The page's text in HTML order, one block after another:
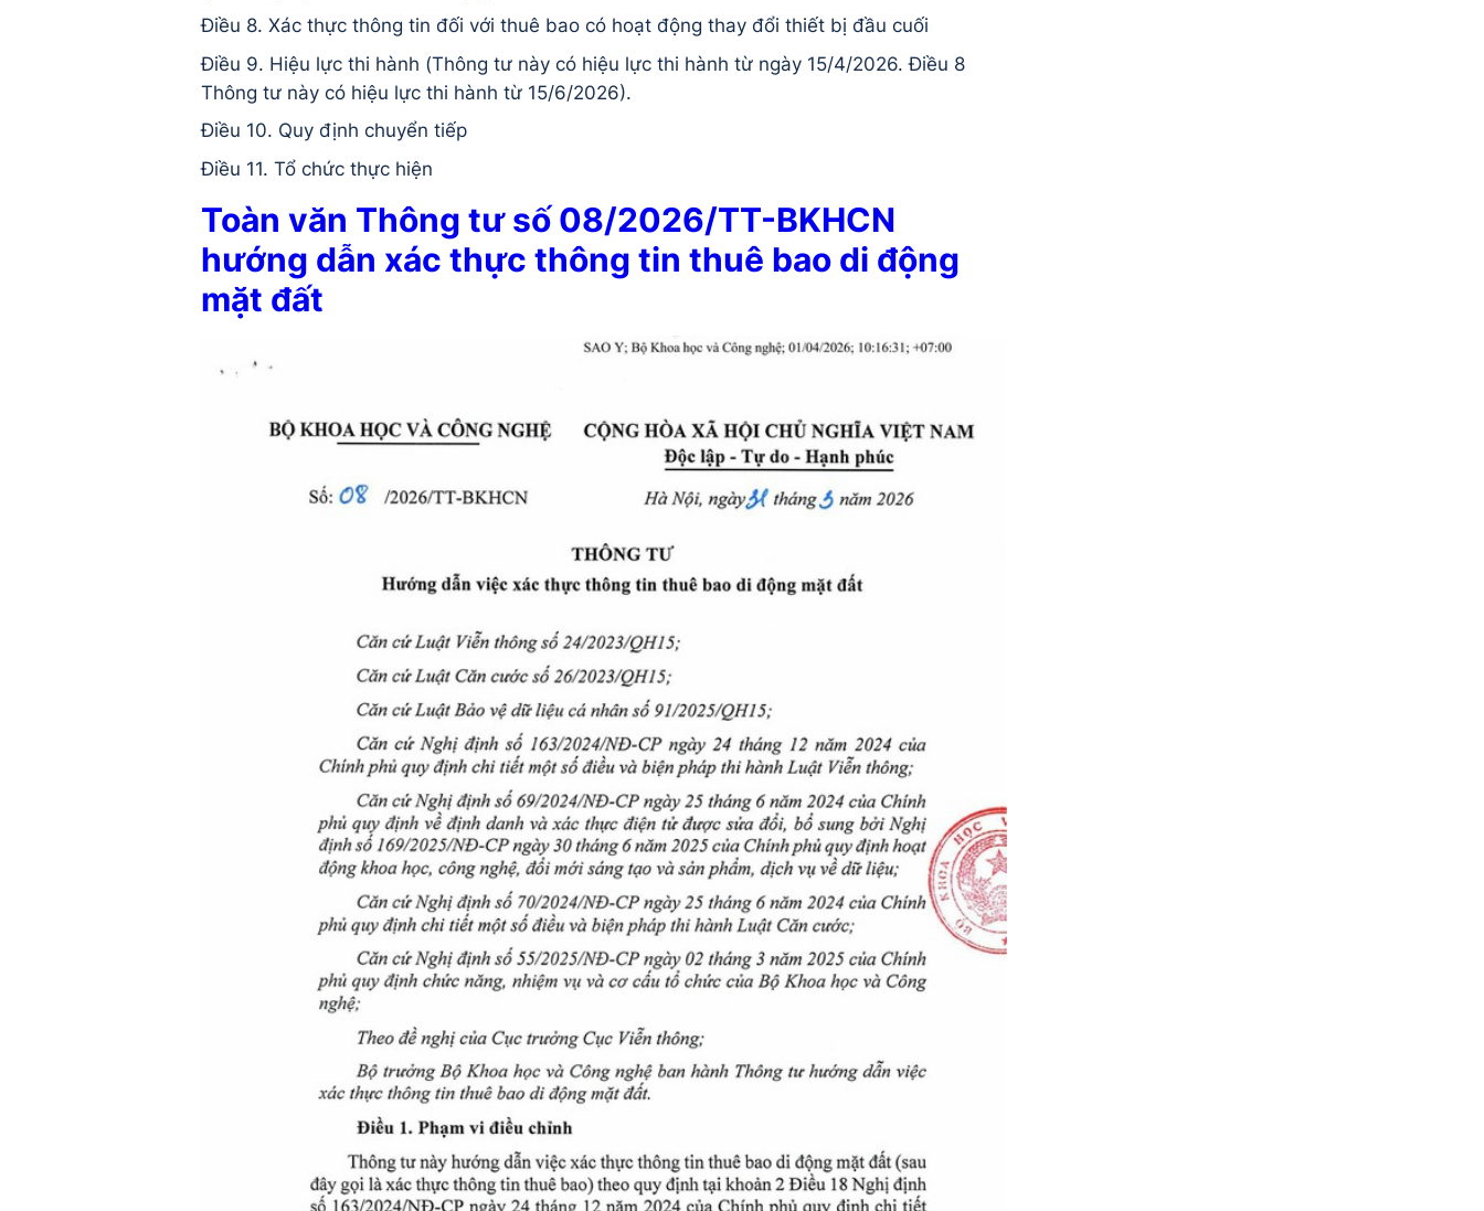
Điều 8. Xác thực thông tin đối với thuê bao có hoạt động thay đổi thiết bị đầu cuối
Điều 9. Hiệu lực thi hành (Thông tư này có hiệu lực thi hành từ ngày 15/4/2026. Điều 8
Thông tư này có hiệu lực thi hành từ 15/6/2026).
Điều 10. Quy định chuyển tiếp
Điều 11. Tổ chức thực hiện
Toàn văn Thông tư số 08/2026/TT-BKHCN
hướng dẫn xác thực thông tin thuê bao di động
mặt đất